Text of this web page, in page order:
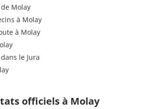
Molay
à Molay
à Molay
le Jura
officiels à Molay